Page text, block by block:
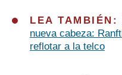
LEA TAMBIÉN:
nueva cabeza:
reflotar a la telco